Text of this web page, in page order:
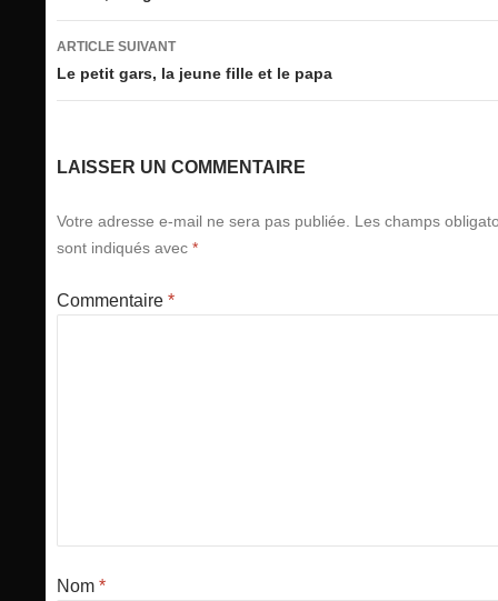
articles
ARTICLE SUIVANT
Le petit gars, la jeune fille et le papa
LAISSER UN COMMENTAIRE
Votre adresse e-mail ne sera pas publiée.
Les champs
sont indiqués avec *
Commentaire *
Nom *